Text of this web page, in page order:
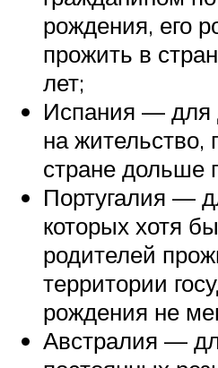
рождения, его
прожить в
лет;
Испания — для
на
стране дольше
Португалия —
которых хотя
родителей
территории
рождения не
Австралия —